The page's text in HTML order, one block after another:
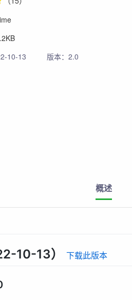
10-13
版本：2.0
概述
10-13） 下载此版本